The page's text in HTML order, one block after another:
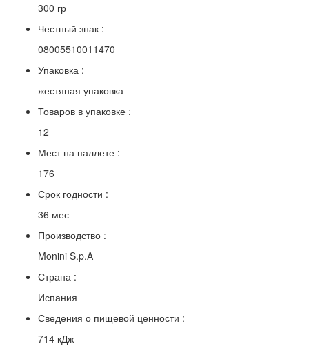
300 гр
Честный знак :
08005510011470
Упаковка :
жестяная упаковка
Товаров в упаковке :
12
Мест на паллете :
176
Срок годности :
36 мес
Производство :
Monini S.p.A
Страна :
Испания
Сведения о пищевой ценности :
714 кДж